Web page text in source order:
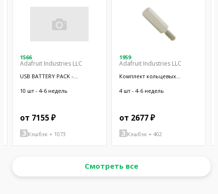
1566
Adafruit Industries LLC
USB BATTERY PACK -
10 шт - 4-6 недель
от 7155 ₽
Кэшбэк + 1073
1959
Adafruit Industries LLC
Комплект кольцевых
4 шт - 4-6 недель
от 2677 ₽
Кэшбэк + 402
Смотреть все